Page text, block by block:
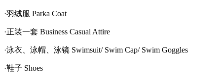
·羽绒服 Parka Coat
·正装一套 Business Casual Attire
·泳衣、泳帽、泳镜 Swimsuit/ Swim Cap/ Swim Goggles
·鞋子 Shoes